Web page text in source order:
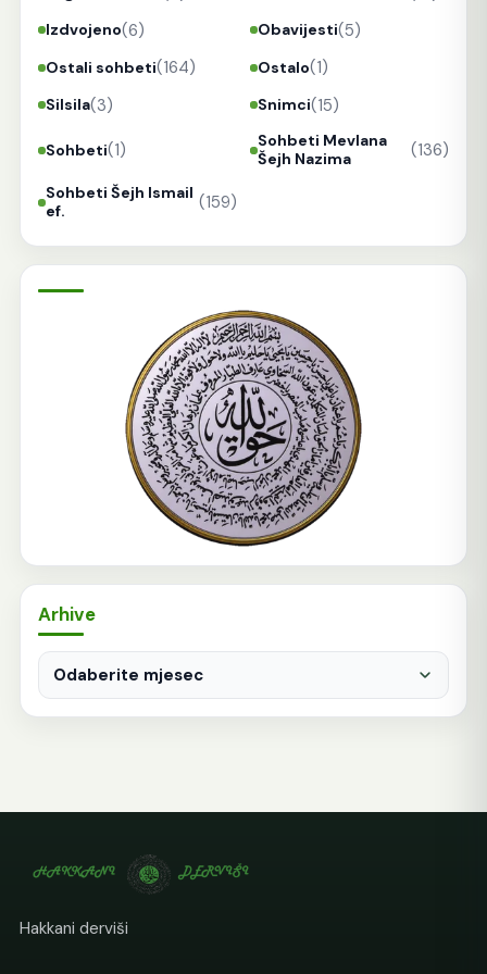
Izdvojeno(6) Obavijesti(5)
Ostali sohbeti(164) Ostalo(1)
Silsila(3) Snimci(15)
Sohbeti(1)
Sohbeti Mevlana
Šejh Nazima
(136)
Sohbeti Šejh Ismail
ef.
(159)
Arhive
Arhive
Hakkani derviši